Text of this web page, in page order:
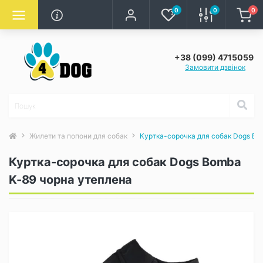
0 0 0
+38 (099) 4715059
Замовити дзвінок
Жилети та попони для собак Куртка-сорочка для собак Dogs
Куртка-сорочка для собак Dogs Bomba
K-89 чорна утеплена